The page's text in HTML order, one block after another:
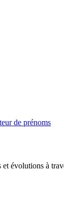
de prénoms
évolutions à